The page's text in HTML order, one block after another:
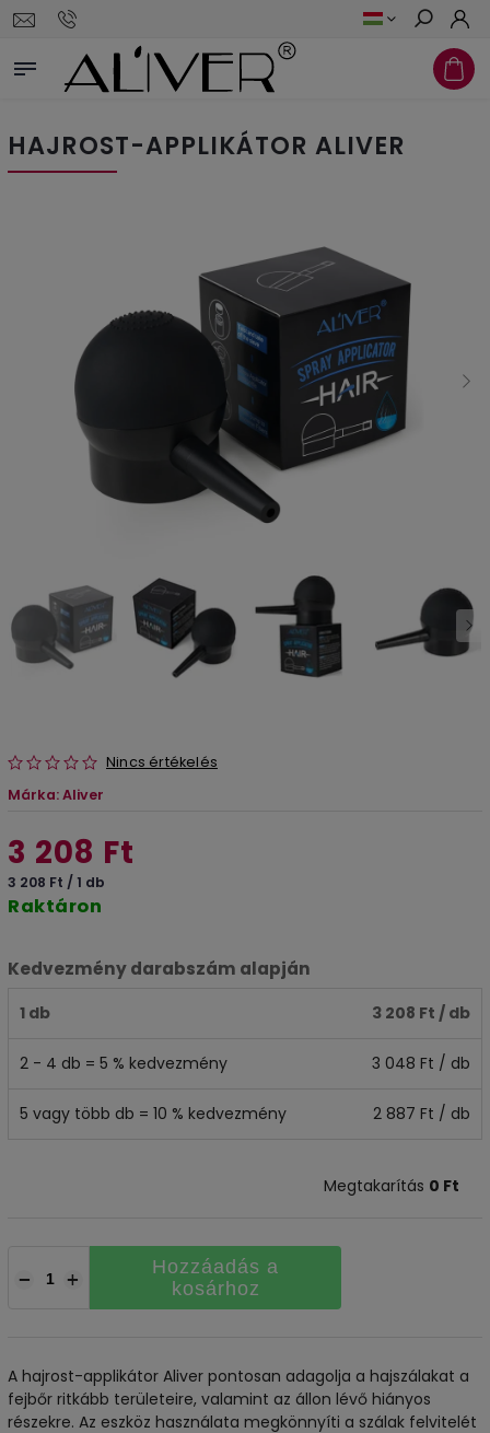
Keresés
HAJROST-APPLIKÁTOR ALIVER
Nincs értékelés
Márka:Aliver
3 208 Ft
3 208 Ft / 1 db
Raktáron
Kedvezmény darabszám alapján
1 db 3 208 Ft / db
2 - 4 db = 5 % kedvezmény 3 048 Ft / db
5 vagy több db = 10 % kedvezmény 2 887 Ft / db
Megtakarítás 0 Ft
+
−
Hozzáadás a
kosárhoz
A hajrost-applikátor Aliver pontosan adagolja a hajszálakat a
fejbőr ritkább területeire, valamint az állon lévő hiányos
részekre. Az eszköz használata megkönnyíti a szálak felvitelét